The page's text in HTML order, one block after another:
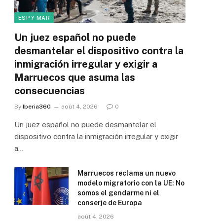
ESP Y MAR
Un juez español no puede
desmantelar el dispositivo contra la
inmigración irregular y exigir a
Marruecos que asuma las
consecuencias
By Iberia360 août 4, 2026 0
Un juez español no puede desmantelar el
dispositivo contra la inmigración irregular y exigir
a…
Marruecos reclama un nuevo
modelo migratorio con la UE: No
somos el gendarme ni el
conserje de Europa
août 4, 2026